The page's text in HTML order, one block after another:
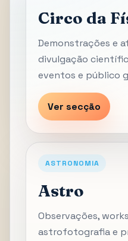
Circo da
Demonstrações e
divulgação
eventos e público
Ver secção
ASTRONOMIA
Astro
Observações,
astrofotografia e